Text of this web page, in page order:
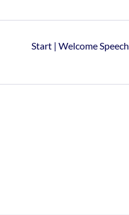
Start | Welcome Speech